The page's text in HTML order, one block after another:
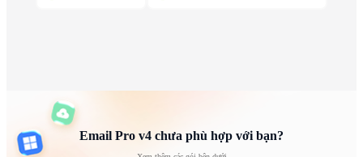
Email Pro v4 chưa phù hợp với bạn?